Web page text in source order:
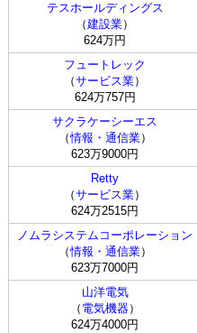
テスホールディングス
（建設業）
624万円
フュートレック
（サービス業）
624万757円
サクラケーシーエス
（情報・通信業）
623万9000円
Retty
（サービス業）
624万2515円
ノムラシステムコーポレーション
（情報・通信業）
623万7000円
山洋電気
（ 電気機器）
624万4000円